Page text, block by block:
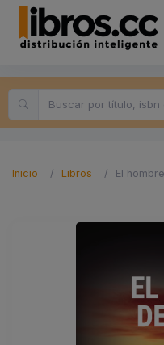
Inicio Libros El